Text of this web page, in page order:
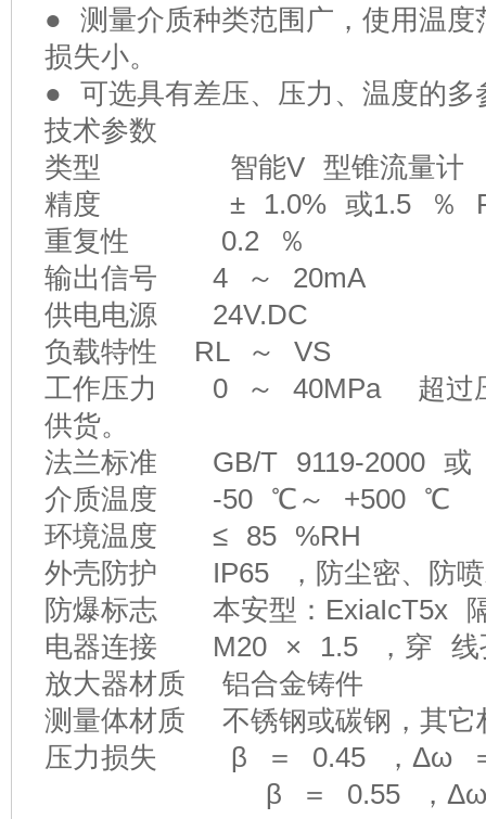
● 测量介质种类范围广，使用温度
损失小。
● 可选具有差压、压力、温度的多
技术参数
类型 智能V 型锥流量计
精度 ± 1.0% 或1.5 ％ FS
重复性 0.2 ％
输出信号 4 ～ 20mA
供电电源 24V.DC
负载特性 RL ～ VS
工作压力 0 ～ 40MPa 超过压
供货。
法兰标准 GB/T 9119-2000 或
介质温度 -50 ℃～ +500 ℃
环境温度 ≤ 85 %RH
外壳防护 IP65 ，防尘密、防
防爆标志 本安型：ExiaIcT5x
电器连接 M20 × 1.5 ，穿 线
放大器材质 铝合金铸件
测量体材质 不锈钢或碳钢，其它
压力损失 β ＝ 0.45 ，Δω
β ＝ 0.55 ，Δω ＝